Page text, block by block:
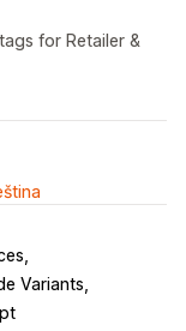
for Retailer &
Variants